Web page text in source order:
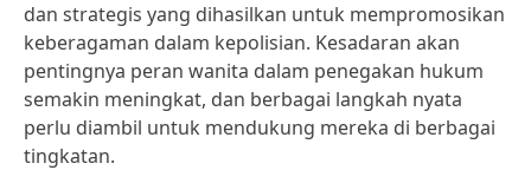
dan strategis yang dihasilkan untuk mempromosikan
keberagaman dalam kepolisian. Kesadaran akan
pentingnya peran wanita dalam penegakan hukum
semakin meningkat, dan berbagai langkah nyata
perlu diambil untuk mendukung mereka di berbagai
tingkatan.